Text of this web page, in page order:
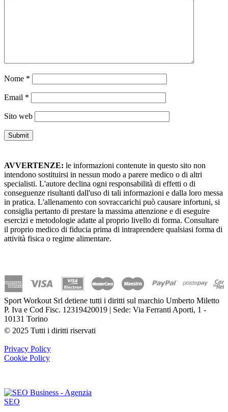
Nome *
Email *
Sito web
AVVERTENZE: le informazioni contenute in questo sito non
intendono sostituirsi in nessun modo a parere medico o di altri
specialisti. L'autore declina ogni responsabilità di effetti o di
conseguenze risultanti dall'uso di tali informazioni e dalla loro messa
in pratica. L'allenamento con sovraccarichi può causare infortuni, si
consiglia pertanto di prestare la massima attenzione e di eseguire
esercizi e metodologie adatte al proprio livello di forma. Consultare
il proprio medico di fiducia prima di intraprendere qualsiasi forma di
attività fisica o regime alimentare.
Sport Workout Srl detiene tutti i diritti sul marchio Umberto Miletto
P. Iva e Cod Fisc. 12319420019 | Sede: Via Ferranti Aporti, 1 -
10131 Torino
© 2025 Tutti i diritti riservati
Privacy Policy
Cookie Policy